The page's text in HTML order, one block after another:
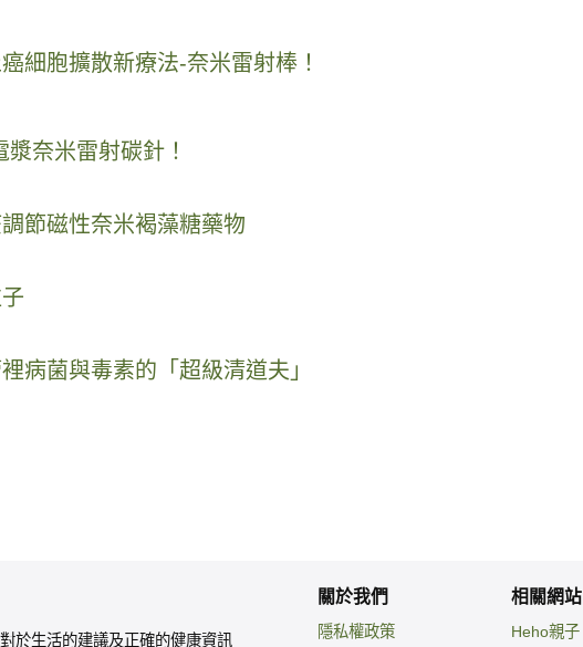
細胞擴散新療法-奈米雷射棒！
奈米雷射碳針！
節磁性奈米褐藻糖藥物
病菌與毒素的「超級清道夫」
於生活的建議及正確的健康資訊
關於我們
隱私權政策
相關網站
Heho親子